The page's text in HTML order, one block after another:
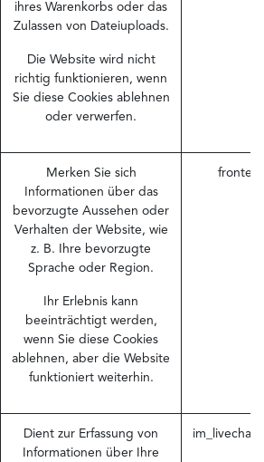
ihres Warenkorbs oder das
Zulassen von Dateiuploads.
Die Website wird nicht
richtig funktionieren, wenn
Sie diese Cookies ablehnen
oder verwerfen.
Merken Sie sich
Informationen über das
bevorzugte Aussehen oder
Verhalten der Website, wie
z. B. Ihre bevorzugte
Sprache oder Region.
Ihr Erlebnis kann
beeinträchtigt werden,
wenn Sie diese Cookies
ablehnen, aber die Website
funktioniert weiterhin.
Dient zur Erfassung von
Informationen über Ihre